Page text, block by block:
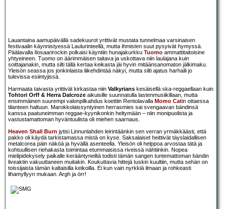
Lauantaina aamupäivällä sadekuurot yrittivät mustata tunnelmaa varsinaisen
festivaalin käynnistyessä Laulurinteellä, mutta ihmisten suut pysyivät hymyssä.
Päälavalla Ilosaarirockin polkaisi käyntiin hunajakurkku Tuomo ammattitaitoisine
yhtyeineen. Tuomo on äärimmäisen taitava ja uskottava niin laulajana kuin
soittajanakin, mutta silti tällä kertaa keikasta jäi hyvin mitäänsanomaton jälkimaku.
Yleisön seassa jos jonkinlaista liikehdintää näkyi, mutta silti ajatus harhaili jo
tulevissa esiintyjissä.
Harmaata taivasta yrittivät kirkastaa niin Valkyrians kesäisellä ska-reggaellaan kuin
Tohtori Orff & Herra Dalcroze aikuisille suunnatulla lastenmusiikillaan, mutta
ensimmäinen suurempi valonpilkahdus koettiin Rentolavalla Momo Catin ottaessa
tilanteen haltuun. Marokkolaissyntyinen herrasmies sai svengaavan bändinsä
kanssa paatuneimman reggae-kyynikonkin heltymään – niin monipuolista ja
vastustamattoman hyväntuulista oli miehen saarnaus.
Heaven Shall Burn jytisi Linnunlahden leirintäänkin sen verran yrmäkkäästi, että
pakko oli käydä tarkistamassa mistä on kyse. Saksalaiset heittivät täyslaidallisen
metalcorea päin näköä ja hyvällä asenteella. Yleisön oli helppoa arvostaa tätä ja
kohtuullisen riehakasta toimintaa etummaisissa riveissä nähtiinkin. Nopea
mielipidekysely paikalle kerääntyneiltä todisti tämän sangen tuntemattoman bändin
liveaktin vakuuttaneen muitakin. Koukuttavia hittejä tuskin kuultiin, mutta sehän on
toissijaista tämän kaltaisilla keikoilla. Ei kun vain nyrkkiä ilmaan ja rohkeasti
lihamyllyyn mukaan. Argh ja örr!